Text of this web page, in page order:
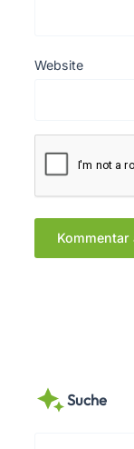
Website
Suche